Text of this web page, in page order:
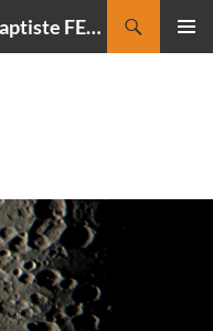
CIELMANIA : le blog de Jean-Baptiste FELDMANN, photographe du ciel